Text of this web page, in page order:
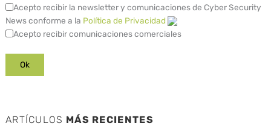
Acepto recibir la newsletter y comunicaciones de Cyber Security
News conforme a la Política de Privacidad
Acepto recibir comunicaciones comerciales
ARTÍCULOS MÁS RECIENTES